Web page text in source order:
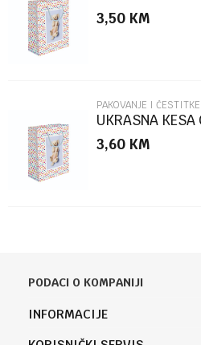
POŠALJI
3,50 KM
PAKOVANJE I ČESTITKE
UKRASNA KESA
3,60 KM
PODACI O KOMPANIJI
Knjižara Kultura
INFORMACIJE
O nama